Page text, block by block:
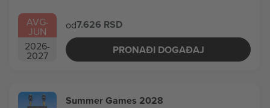
AVG-
JUN
2026-
2027
od7.626 RSD
PRONAĐI DOGAĐAJ
Summer Games 2028